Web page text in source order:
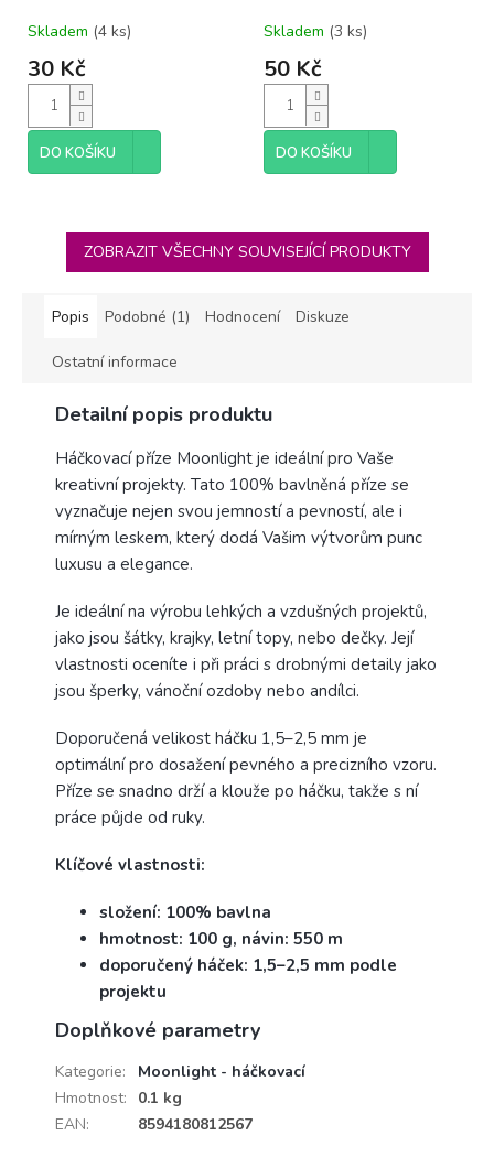
Skladem (4 ks)
30 Kč
DO KOŠÍKU
Skladem (3 ks)
50 Kč
DO KOŠÍKU
ZOBRAZIT VŠECHNY SOUVISEJÍCÍ PRODUKTY
Popis Podobné (1) Hodnocení Diskuze
Ostatní informace
Detailní popis produktu
Háčkovací příze Moonlight je ideální pro Vaše
kreativní projekty. Tato 100% bavlněná příze se
vyznačuje nejen svou jemností a pevností, ale i
mírným leskem, který dodá Vašim výtvorům punc
luxusu a elegance.
Je ideální na výrobu lehkých a vzdušných projektů,
jako jsou šátky, krajky, letní topy, nebo dečky. Její
vlastnosti oceníte i při práci s drobnými detaily jako
jsou šperky, vánoční ozdoby nebo andílci.
Doporučená velikost háčku 1,5–2,5 mm je
optimální pro dosažení pevného a precizního vzoru.
Příze se snadno drží a klouže po háčku, takže s ní
práce půjde od ruky.
Klíčové vlastnosti:
složení: 100% bavlna
hmotnost: 100 g, návin: 550 m
doporučený háček: 1,5–2,5 mm podle
projektu
Doplňkové parametry
Kategorie:
Moonlight - háčkovací
Hmotnost:
0.1 kg
EAN: 8594180812567